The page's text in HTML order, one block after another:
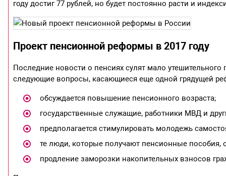
году достиг 77 рублей, но будет постоянно расти и
Проект пенсионной реформы в 2017 году
Последние новости о пенсиях сулят мало
следующие вопросы, касающиеся еще одной грядущей
обсуждается повышение пенсионного возраста;
государственные служащие, работники МВД и
предполагается стимулировать молодежь
те люди, которые получают пенсионные пособия,
продление заморозки накопительных взносов